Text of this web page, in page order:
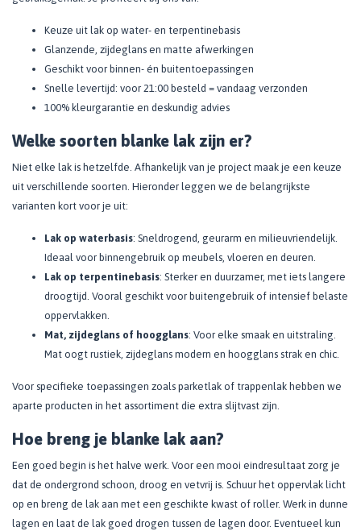
Keuze uit lak op water- en terpentinebasis
Glanzende, zijdeglans en matte afwerkingen
Geschikt voor binnen- én buitentoepassingen
Snelle levertijd: voor 21:00 besteld = vandaag verzonden
100% kleurgarantie en deskundig advies
Welke soorten blanke lak zijn er?
Niet elke lak is hetzelfde. Afhankelijk van je project maak je een keuze
uit verschillende soorten. Hieronder leggen we de belangrijkste
varianten kort voor je uit:
Lak op waterbasis: Sneldrogend, geurarm en milieuvriendelijk.
Ideaal voor binnengebruik op meubels, vloeren en deuren.
Lak op terpentinebasis: Sterker en duurzamer, met iets langere
droogtijd. Vooral geschikt voor buitengebruik of intensief belaste
oppervlakken.
Mat, zijdeglans of hoogglans: Voor elke smaak en uitstraling.
Mat oogt rustiek, zijdeglans modern en hoogglans strak en chic.
Voor specifieke toepassingen zoals parketlak of trappenlak hebben we
aparte producten in het assortiment die extra slijtvast zijn.
Hoe breng je blanke lak aan?
Een goed begin is het halve werk. Voor een mooi eindresultaat zorg je
dat de ondergrond schoon, droog en vetvrij is. Schuur het oppervlak licht
op en breng de lak aan met een geschikte kwast of roller. Werk in dunne
lagen en laat de lak goed drogen tussen de lagen door. Eventueel kun